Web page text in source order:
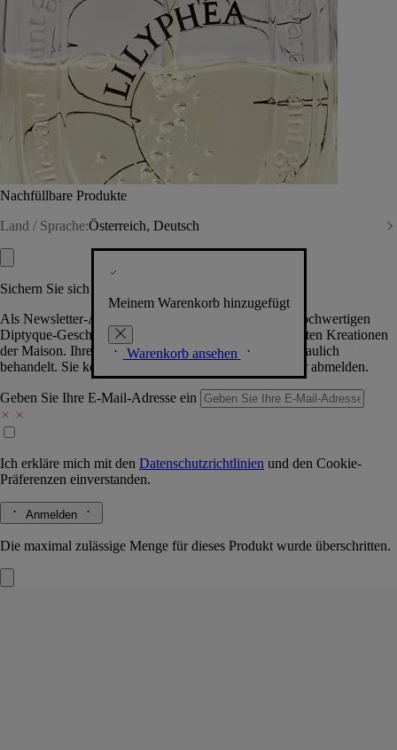
Nachfüllbare Produkte
Land / Sprache:Österreich, Deutsch
Meinem Warenkorb hinzugefügt
Warenkorb ansehen
Sichern Sie sich exklusive Vorteile
Als Newsletter-Abonnent.in erhalten Sie Zugang zu hochwertigen
Diptyque-Geschenken, Events & News über die neuesten Kreationen
der Maison. Ihre Daten werden selbstverständlich vertraulich
behandelt. Sie können sich jederzeit problemlos wieder abmelden.
Geben Sie Ihre E-Mail-Adresse ein
Ich erkläre mich mit den Datenschutzrichtlinien und den Cookie-
Präferenzen einverstanden.
Anmelden
Die maximal zulässige Menge für dieses Produkt wurde überschritten.